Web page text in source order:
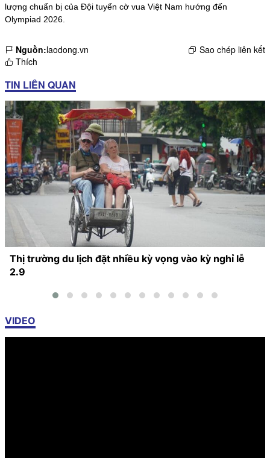
lượng chuẩn bị của Đội tuyển cờ vua Việt Nam hướng đến
Olympiad 2026.
Nguồn:laodong.vn
Sao chép liên kết
Thích
TIN LIÊN QUAN
Thị trường du lịch đặt nhiều kỳ vọng vào kỳ nghỉ lễ
2.9
VIDEO